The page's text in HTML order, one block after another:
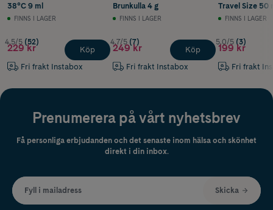
38°C 9 ml
FINNS I LAGER
4.5/5 (52)
229 kr
Fri frakt Instabox
Köp
Brunkulla 4 g
FINNS I LAGER
4.7/5 (7)
249 kr
Fri frakt Instabox
Köp
Travel Size 50
FINNS I LAGER
5.0/5 (3)
199 kr
Fri frakt
Prenumerera på vårt nyhetsbrev
Få personliga erbjudanden och det senaste inom hälsa och skönhet
direkt i din inbox.
Fyll i mailadress Skicka